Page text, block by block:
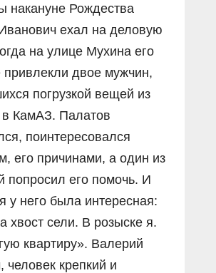
накануне Рождества
ехал на деловую
на улице Мухина его
привлекли двое мужчин,
погрузкой вещей из
в КамАЗ. Палатов
поинтересовался
его причинами, а один из
попросил его помочь. И
у него была интересная:
хвост сели. В розыске я.
квартиру». Валерий
человек крепкий и